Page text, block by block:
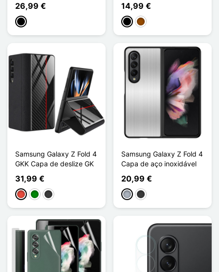
26,99 €
Preto
14,99 €
PretoCastanho
Samsung Galaxy Z Fold 4
GKK Capa de deslize GK
31,99 €
Vermelho
VerdeCinzento escuro
Samsung Galaxy Z Fold 4
Capa de aço inoxidável
20,99 €
CinzentoCinzento escuro